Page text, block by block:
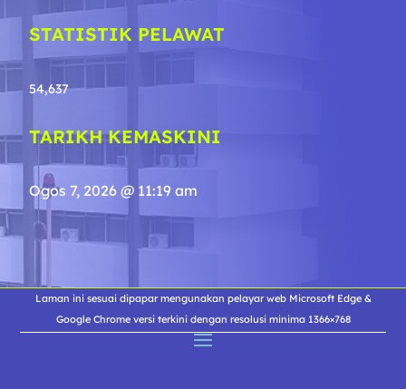
STATISTIK PELAWAT
54,637
TARIKH KEMASKINI
Ogos 7, 2026 @ 11:19 am
Laman ini sesuai dipapar mengunakan pelayar web Microsoft Edge &
Google Chrome versi terkini dengan resolusi minima 1366×768